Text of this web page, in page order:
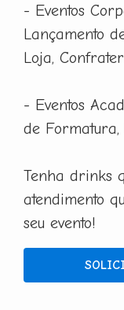
- Eventos
Lançamento
Loja,
- Eventos
de Formatura,
Tenha drinks
atendimento
seu evento!